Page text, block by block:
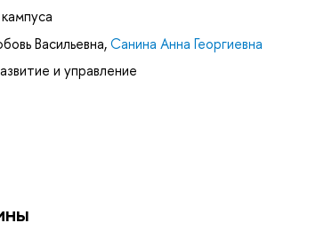
Васильевна,Санина Анна Георгиевна
и управление